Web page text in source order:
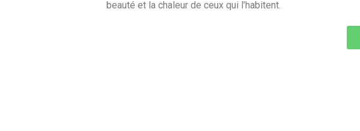
beauté et la chaleur de ceux qui l’habitent.